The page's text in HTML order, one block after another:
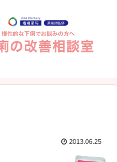
2013.06.25